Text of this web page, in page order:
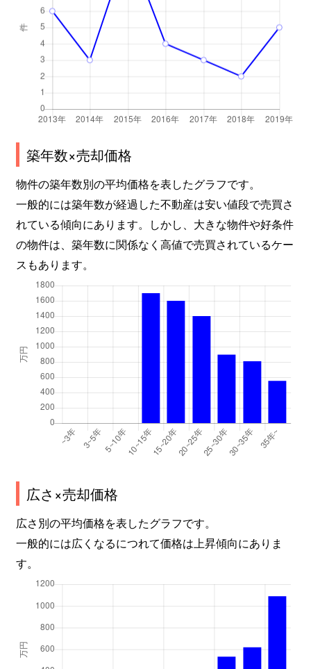
築年数×売却価格
物件の築年数別の平均価格を表したグラフです。
一般的には築年数が経過した不動産は安い値段で売買さ
れている傾向にあります。しかし、大きな物件や好条件
の物件は、築年数に関係なく高値で売買されているケー
スもあります。
広さ×売却価格
広さ別の平均価格を表したグラフです。
一般的には広くなるにつれて価格は上昇傾向にありま
す。